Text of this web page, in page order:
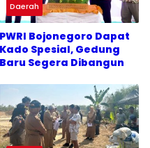
Daerah
PWRI Bojonegoro Dapat
Kado Spesial, Gedung
Baru Segera Dibangun